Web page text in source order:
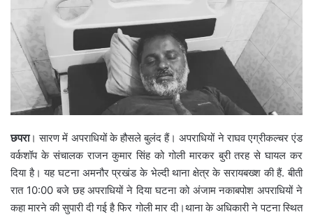
छपरा। सारण में अपराधियों के हौसले बुलंद हैं। अपराधियों ने राघव एग्रीकल्चर एंड
वर्कशॉप के संचालक राजन कुमार सिंह को गोली मारकर बुरी तरह से घायल कर
दिया है। यह घटना अमनौर प्रखंड के भेल्दी थाना क्षेत्र के सरायबख्श की हैं. बीती
रात 10:00 बजे छह अपराधियों ने दिया घटना को अंजाम नकाबपोश अपराधियों ने
कहा मारने की सुपारी दी गई है फिर गोली मार दी।थाना के अधिकारी ने पटना स्थित